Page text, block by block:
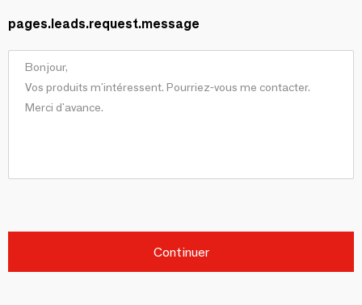
pages.leads.request.message
Continuer